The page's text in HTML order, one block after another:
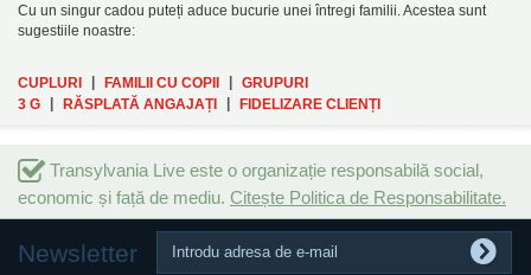
Cu un singur cadou puteți aduce bucurie unei întregi familii. Acestea sunt
sugestiile noastre:
CUPLURI | FAMILII CU COPII | GRUPURI
3 G
| RĂSPLATĂ ANGAJAȚI | FIDELIZARE CLIENȚI
Transylvania Live este o organizație responsabilă social,
economic și față de mediu. Citește Politica de Responsabilitate.
Newsletter